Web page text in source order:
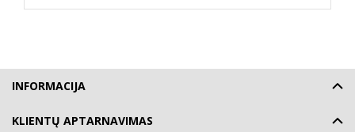
INFORMACIJA
KLIENTŲ APTARNAVIMAS